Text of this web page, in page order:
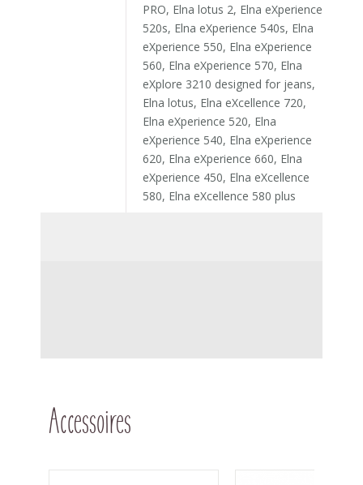
PRO, Elna lotus 2, Elna eXperience
520s, Elna eXperience 540s, Elna
eXperience 550, Elna eXperience
560, Elna eXperience 570, Elna
eXplore 3210 designed for jeans,
Elna lotus, Elna eXcellence 720,
Elna eXperience 520, Elna
eXperience 540, Elna eXperience
620, Elna eXperience 660, Elna
eXperience 450, Elna eXcellence
580, Elna eXcellence 580 plus
Accessoires